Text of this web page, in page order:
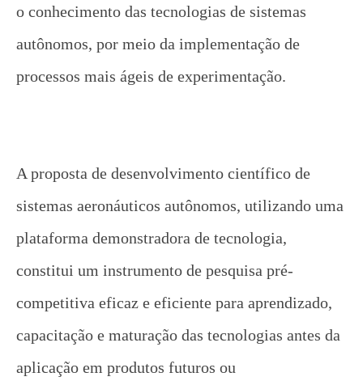
o conhecimento das tecnologias de sistemas
autônomos, por meio da implementação de
processos mais ágeis de experimentação.
A proposta de desenvolvimento científico de
sistemas aeronáuticos autônomos, utilizando uma
plataforma demonstradora de tecnologia,
constitui um instrumento de pesquisa pré-
competitiva eficaz e eficiente para aprendizado,
capacitação e maturação das tecnologias antes da
aplicação em produtos futuros ou